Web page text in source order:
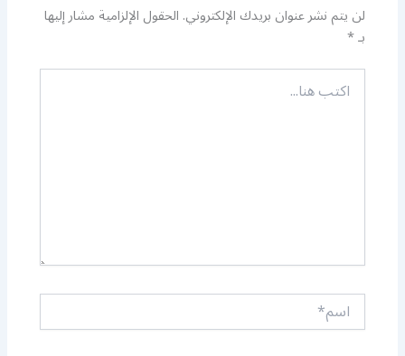
لن يتم نشر عنوان بريدك الإلكتروني.الحقول الإلزامية مشار إليها
بـ*
اكتب
هنا...
اسم*